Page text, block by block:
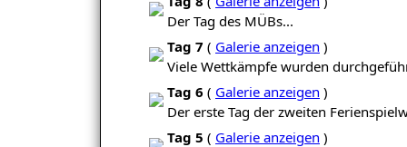
Der Tag des MÜBs...
Tag 7 ( Galerie anzeigen )
Viele Wettkämpfe wurden
Tag 6 ( Galerie anzeigen )
Der erste Tag der zweiten
Tag 5 ( Galerie anzeigen )